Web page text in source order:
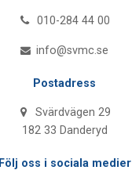
010-284 44 00
info@svmc.se
Postadress
Svärdvägen 29
182 33 Danderyd
Följ oss i sociala medier